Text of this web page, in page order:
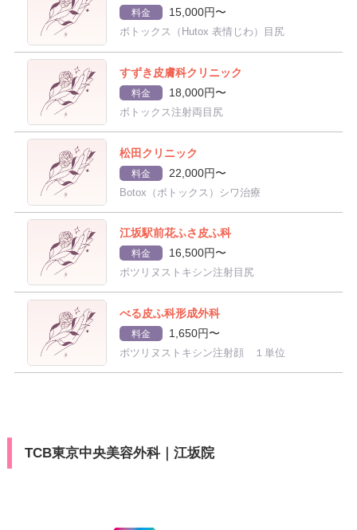
料金 15,000円〜
ボトックス（Hutox 表情じわ）目尻
すずき皮膚科クリニック
料金 18,000円〜
ボトックス注射両目尻
松田クリニック
料金 22,000円〜
Botox（ボトックス）シワ治療
江坂駅前花ふさ皮ふ科
料金 16,500円〜
ボツリヌストキシン注射目尻
べる皮ふ科形成外科
料金 1,650円〜
ボツリヌストキシン注射顔 １単位
TCB東京中央美容外科｜江坂院